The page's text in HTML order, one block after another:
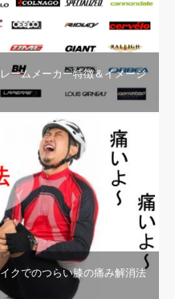
ームメーカー特徴＆イメージ
クでのつらい膝の痛み解消法